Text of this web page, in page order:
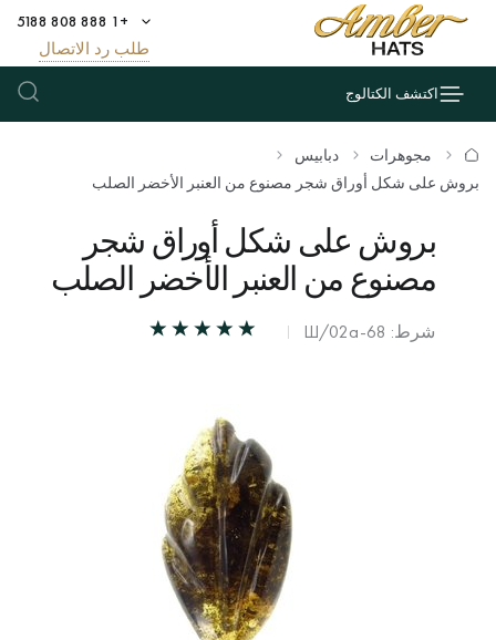
+1 888 808 5188
طلب رد الاتصال
اكتشف الكتالوج
مجوهرات
دبابيس
بروش على شكل أوراق شجر مصنوع من العنبر الأخضر الصلب
بروش على شكل أوراق شجر
مصنوع من العنبر الأخضر الصلب
شرط: Ш/02а-68